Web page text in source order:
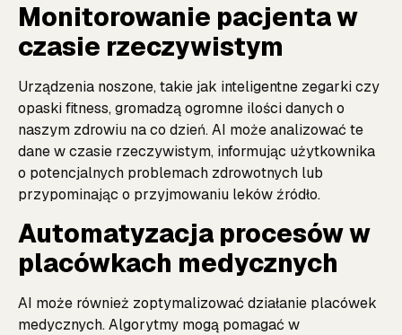
Monitorowanie pacjenta w
czasie rzeczywistym
Urządzenia noszone, takie jak inteligentne zegarki czy
opaski fitness, gromadzą ogromne ilości danych o
naszym zdrowiu na co dzień. AI może analizować te
dane w czasie rzeczywistym, informując użytkownika
o potencjalnych problemach zdrowotnych lub
przypominając o przyjmowaniu lekówźródło.
Automatyzacja procesów w
placówkach medycznych
AI może również zoptymalizować działanie placówek
medycznych. Algorytmy mogą pomagać w